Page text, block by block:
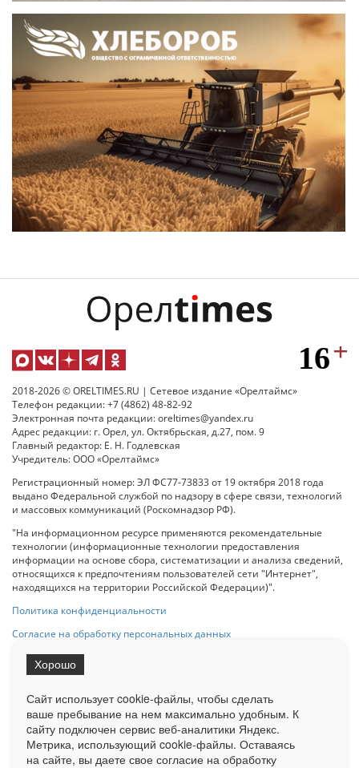
2018-2026 © ORELTIMES.RU | Сетевое издание «Орелтаймс»
Телефон редакции: +7 (4862) 48-82-92
Электронная почта редакции: oreltimes@yandex.ru
Адрес редакции: г. Орел, ул. Октябрьская, д.27, пом. 9
Главный редактор: Е. Н. Годлевская
Учредитель: ООО «Орелтаймс»
Регистрационный номер: ЭЛ ФС77-73833 от 19 октября 2018 года
выдано Федеральной службой по надзору в сфере связи, технологий
и массовых коммуникаций (Роскомнадзор РФ).
"На информационном ресурсе применяются рекомендательные
технологии (информационные технологии предоставления
информации на основе сбора, систематизации и анализа сведений,
относящихся к предпочтениям пользователей сети "Интернет",
находящихся на территории Российской Федерации)".
Политика конфиденциальности
Согласие на обработку персональных данных
на Сетевое издание «ОрелТаймс» обязательна.
Ограниченная статистика посещаемости доступна на сайте
Liveinternet.ru . Подробная статистика для рекламодателей по запросу
у менеджера.
Сайт использует cookie-файлы, чтобы сделать
ваше пребывание на нем максимально удобным. К
cайту подключен сервис веб-аналитики Яндекс.
Метрика, использующий cookie-файлы. Оставаясь
на сайте, вы даете свое согласие на обработку
Хорошо